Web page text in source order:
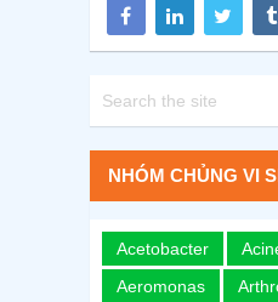
NHÓM CHỦNG VI
Acetobacter
Aeromonas